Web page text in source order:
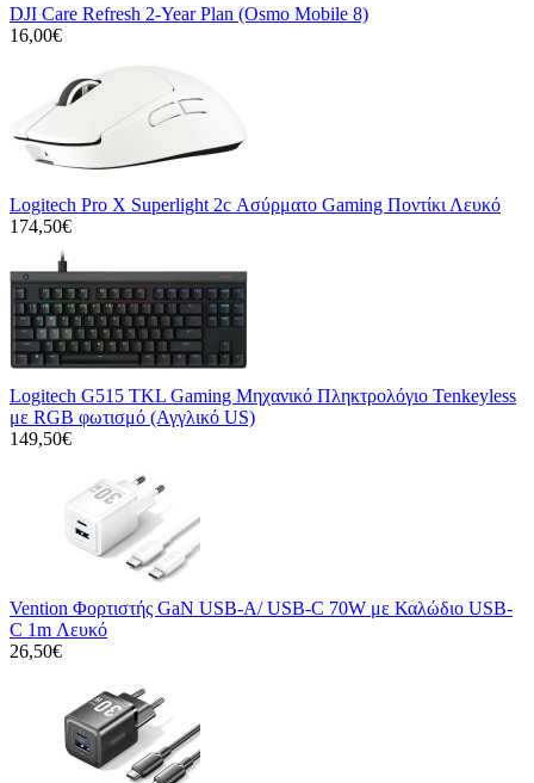
DJI Care Refresh 2-Year Plan (Osmo Mobile 8)
16,00€
Logitech Pro X Superlight 2c Ασύρματο Gaming Ποντίκι Λευκό
174,50€
Logitech G515 TKL Gaming Μηχανικό Πληκτρολόγιο Tenkeyless
με RGB φωτισμό (Αγγλικό US)
149,50€
Vention Φορτιστής GaN USB-A/ USB-C 70W με Καλώδιο USB-
C 1m Λευκό
26,50€